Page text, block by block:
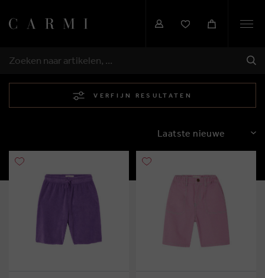
ZOEKEN
VERFIJN RESULTATEN
SORTEREN